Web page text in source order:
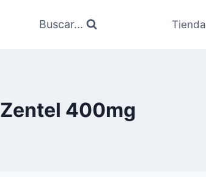
Buscar... Tienda
Zentel 400mg